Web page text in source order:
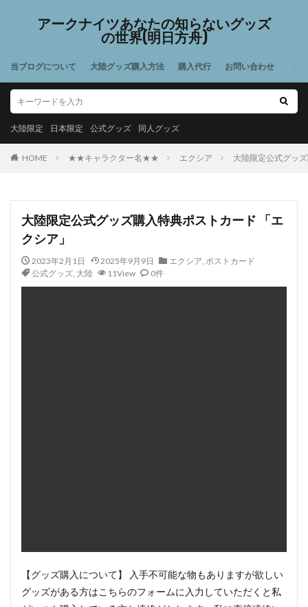
アークナイツあなたの知らないグッズ
の世界(明日方舟)
当ブログについて 大陸グッズ購入方法 購入代行 お問い合わせ
大陸限定 日本限定 公式グッズ 同人グッズ
HOME ★★キャラクター名★★ エクシア 大陸限定公式グッ
大陸限定公式グッズ購入特典ポストカード 「エ
クシア」
2023年2月1日 2025年9月9日 エクシア, ポストカード
公式グッズ, 大陸 11View 0件
【グッズ購入について】 入手不可能な物もありますが欲しい
グッズがある方はこちらのフォームに入力していただくと私